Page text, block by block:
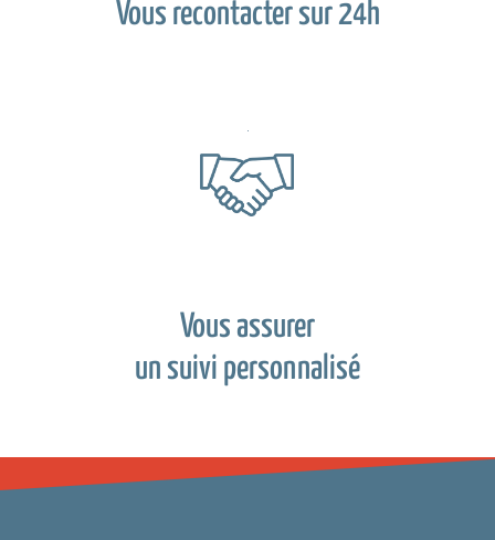
Vous recontacter sur 24h
Vous assurer
un suivi personnalisé